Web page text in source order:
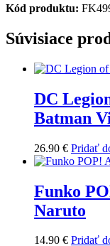
Kód produktu:
Súvisiace
DC
Batman
26.90 € Pridať
Funko
Naruto
14.90 € Pridať